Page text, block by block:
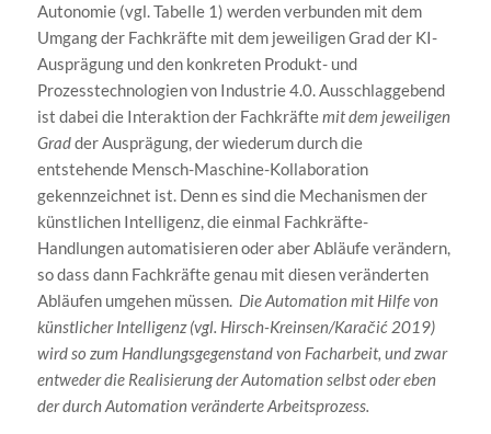
Autonomie (vgl. Tabelle 1) werden verbunden mit dem
Umgang der Fachkräfte mit dem jeweiligen Grad der KI-
Ausprägung und den konkreten Produkt- und
Prozesstechnologien von Industrie 4.0. Ausschlaggebend
ist dabei die Interaktion der Fachkräftemit dem jeweiligen
Gradder Ausprägung, der wiederum durch die
entstehende Mensch-Maschine-Kollaboration
gekennzeichnet ist. Denn es sind die Mechanismen der
künstlichen Intelligenz, die einmal Fachkräfte-
Handlungen automatisieren oder aber Abläufe verändern,
so dass dann Fachkräfte genau mit diesen veränderten
Abläufen umgehen müssen. Die Automation mit Hilfe von
künstlicher Intelligenz (vgl. Hirsch-Kreinsen/Karačić 2019)
wird so zum Handlungsgegenstand von Facharbeit, und zwar
entweder die Realisierung der Automation selbst oder eben
der durch Automation veränderte Arbeitsprozess.